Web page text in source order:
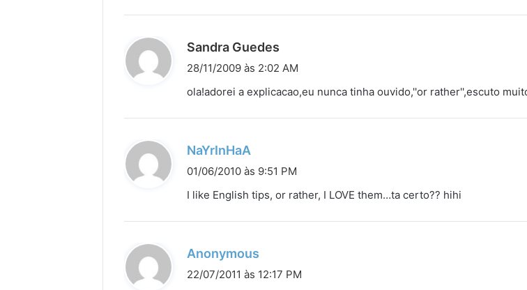
Sandra Guedes
e
28/11/2009 às 2:02 AM
ola!adorei a explicacao,eu nunca tinha ouvido,''or rather'',escuto
NaYrInHaA
i
e
01/06/2010 às 9:51 PM
I like English tips, or rather, I LOVE them…ta certo?? hihi
Anonymous
i
22/07/2011 às 12:17 PM